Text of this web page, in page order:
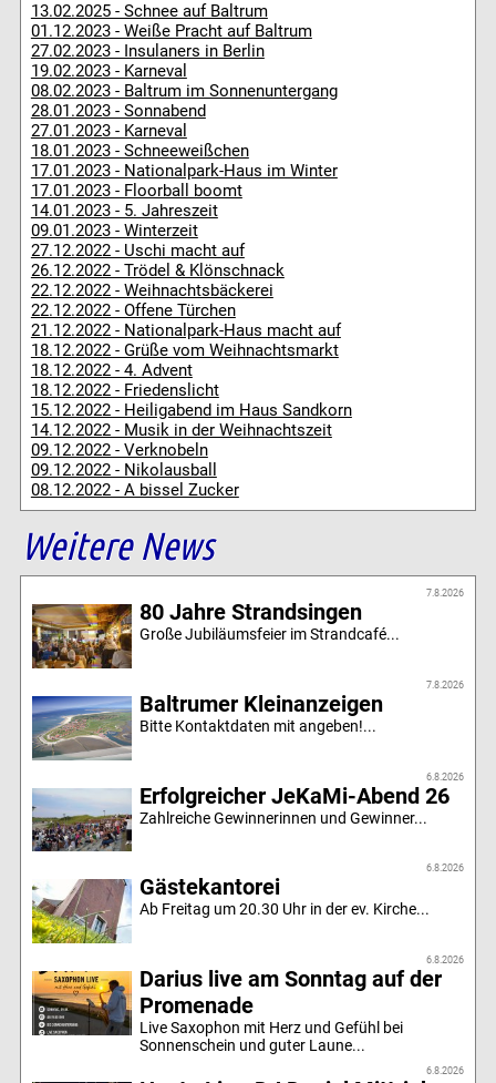
13.02.2025 - Schnee auf Baltrum
01.12.2023 - Weiße Pracht auf Baltrum
27.02.2023 - Insulaners in Berlin
19.02.2023 - Karneval
08.02.2023 - Baltrum im Sonnenuntergang
28.01.2023 - Sonnabend
27.01.2023 - Karneval
18.01.2023 - Schneeweißchen
17.01.2023 - Nationalpark-Haus im Winter
17.01.2023 - Floorball boomt
14.01.2023 - 5. Jahreszeit
09.01.2023 - Winterzeit
27.12.2022 - Uschi macht auf
26.12.2022 - Trödel & Klönschnack
22.12.2022 - Weihnachtsbäckerei
22.12.2022 - Offene Türchen
21.12.2022 - Nationalpark-Haus macht auf
18.12.2022 - Grüße vom Weihnachtsmarkt
18.12.2022 - 4. Advent
18.12.2022 - Friedenslicht
15.12.2022 - Heiligabend im Haus Sandkorn
14.12.2022 - Musik in der Weihnachtszeit
09.12.2022 - Verknobeln
09.12.2022 - Nikolausball
08.12.2022 - A bissel Zucker
Weitere News
7.8.2026
80 Jahre Strandsingen
Große Jubiläumsfeier im Strandcafé...
7.8.2026
Baltrumer Kleinanzeigen
Bitte Kontaktdaten mit angeben!...
6.8.2026
Erfolgreicher JeKaMi-Abend 26
Zahlreiche Gewinnerinnen und Gewinner...
6.8.2026
Gästekantorei
Ab Freitag um 20.30 Uhr in der ev. Kirche...
6.8.2026
Darius live am Sonntag auf der
Promenade
Live Saxophon mit Herz und Gefühl bei
Sonnenschein und guter Laune...
6.8.2026